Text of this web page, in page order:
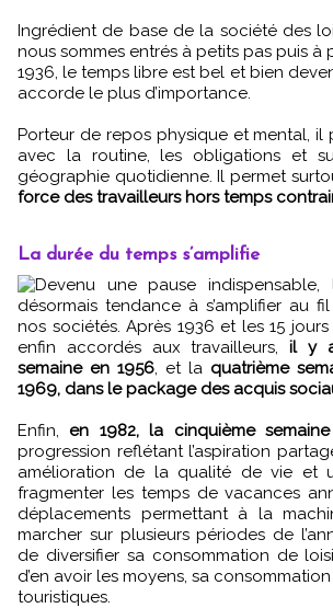
Ingrédient de base de la société des
nous sommes entrés à petits pas puis à
1936, le temps libre est bel et bien
accorde le plus d’importance.
Porteur de repos physique et mental, il
avec la routine, les obligations et
géographie quotidienne. Il permet
force des travailleurs hors temps
La durée du temps s’amplifie
Devenu une pause
désormais tendance à s’amplifier au
nos sociétés. Après 1936 et les 15
enfin accordés aux travailleurs,il y
semaine en 1956, et la quatrième
1969, dans le package des acquis
Enfin, en 1982, la cinquième semaine
progression reflétant l’aspiration
amélioration de la qualité de vie et
fragmenter les temps de vacances
déplacements permettant à la
marcher sur plusieurs périodes de
de diversifier sa consommation de
d’en avoir les moyens, sa
touristiques.